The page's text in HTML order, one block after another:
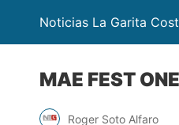
Noticias La Garita
MAE FEST
Roger Soto Alfaro